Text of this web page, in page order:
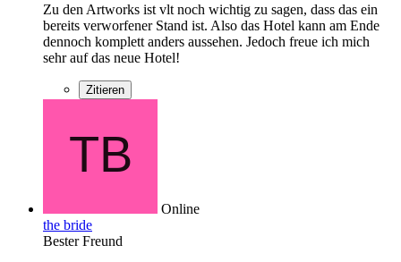
Zu den Artworks ist vlt noch wichtig zu sagen, dass das ein
bereits verworfener Stand ist. Also das Hotel kann am Ende
dennoch komplett anders aussehen. Jedoch freue ich mich
sehr auf das neue Hotel!
Zitieren
Online
the bride
Bester Freund